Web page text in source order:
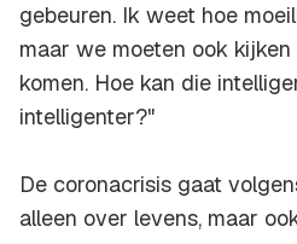
gebeuren. Ik weet hoe
maar we moeten ook
komen. Hoe kan die
intelligenter?"
De coronacrisis gaat
alleen over levens, maar